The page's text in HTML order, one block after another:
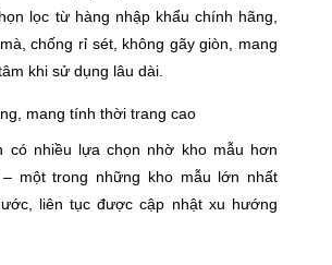
lọc từ hàng nhập khẩu chính hãng,
chống rỉ sét, không gãy giòn, mang
khi sử dụng lâu dài.
mang tính thời trang cao
có nhiều lựa chọn nhờ kho mẫu hơn
một trong những kho mẫu lớn nhất
liên tục được cập nhật xu hướng